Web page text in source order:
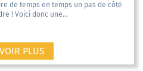
de temps en temps un pas de côté
! Voici donc une...
PLUS